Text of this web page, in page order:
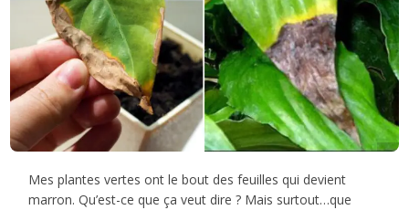
Mes plantes vertes ont le bout des feuilles qui devient
marron. Qu’est-ce que ça veut dire ? Mais surtout…que